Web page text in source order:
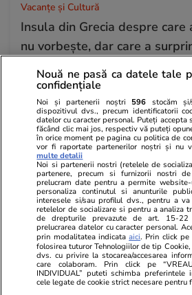
Vacanțe și Cultură
Insula din Grecia despre care
nu vorbește, dar care a
români: „Am plătit doar 3 euro”
Știri Externe
Armata americană
asupra porturilor iraniene,
cere taxe de protecție: „20%”
Citește mai
TRENDING
Horoscop
Nouă ne pasă ca datele tale
confidențiale
Noi și partenerii noștri 596 stocăm
dispozitivul dvs., precum identificatorii
datelor cu caracter personal. Puteți
făcând clic mai jos, respectiv vă puteți
în orice moment pe pagina cu politica de
vor fi raportate partenerilor noștri și nu
multe detalii
Noi si partenerii nostri (retelele de
partenere, precum si furnizorii nostri
prelucram date pentru a permite
personaliza continutul si anunturile
interesele si/sau profilul dvs., pentru a
retelelor de socializare si pentru a analiza
de drepturile prevazute de art. 15-
prelucrarea datelor cu caracter personal.
prin modalitatea indicataaici. Prin click pe
folosirea tuturor Tehnologiilor de tip
dvs. cu privire la stocarea/accesarea
care colaboram. Prin click pe
INDIVIDUAL” puteti schimba
cele legate de cookie strict necesare pentru